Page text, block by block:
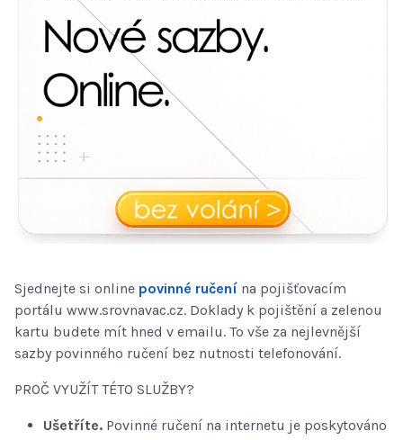
Sjednejte si online povinné ručení na pojišťovacím
portálu www.srovnavac.cz. Doklady k pojištění a zelenou
kartu budete mít hned v emailu. To vše za nejlevnější
sazby povinného ručení bez nutnosti telefonování.
PROČ VYUŽÍT TÉTO SLUŽBY?
Ušetříte. Povinné ručení na internetu je poskytováno